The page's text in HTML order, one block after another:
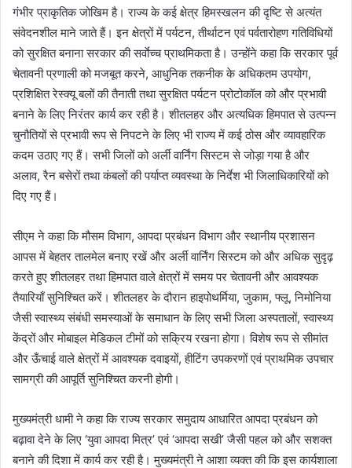
गंभीर प्राकृतिक जोखिम है। राज्य के कई क्षेत्र हिमस्खलन की दृष्टि से अत्यंत
संवेदनशील माने जाते हैं। इन क्षेत्रों में पर्यटन, तीर्थाटन एवं पर्वतारोहण गतिविधियों
को सुरक्षित बनाना सरकार की सर्वाेच्च प्राथमिकता है। उन्होंने कहा कि सरकार पूर्व
चेतावनी प्रणाली को मजबूत करने, आधुनिक तकनीक के अधिकतम उपयोग,
प्रशिक्षित रेस्क्यू बलों की तैनाती तथा सुरक्षित पर्यटन प्रोटोकॉल को और प्रभावी
बनाने के लिए निरंतर कार्य कर रही है। शीतलहर और अत्यधिक हिमपात से उत्पन्न
चुनौतियों से प्रभावी रूप से निपटने के लिए भी राज्य में कई ठोस और व्यावहारिक
कदम उठाए गए हैं। सभी जिलों को अर्ली वार्निंग सिस्टम से जोड़ा गया है और
अलाव, रैन बसेरों तथा कंबलों की पर्याप्त व्यवस्था के निर्देश भी जिलाधिकारियों को
दिए गए हैं।
सीएम ने कहा कि मौसम विभाग, आपदा प्रबंधन विभाग और स्थानीय प्रशासन
आपस में बेहतर तालमेल बनाए रखें और अर्ली वार्निंग सिस्टम को और अधिक सुदृढ़
करते हुए शीतलहर तथा हिमपात वाले क्षेत्रों में समय पर चेतावनी और आवश्यक
तैयारियाँ सुनिश्चित करें। शीतलहर के दौरान हाइपोथर्मिया, जुकाम, फ्लू, निमोनिया
जैसी स्वास्थ्य संबंधी समस्याओं के समाधान के लिए सभी जिला अस्पतालों, स्वास्थ्य
केंद्रों और मोबाइल मेडिकल टीमों को सक्रिय रखना होगा। विशेष रूप से सीमांत
और ऊँचाई वाले क्षेत्रों में आवश्यक दवाइयों, हीटिंग उपकरणों एवं प्राथमिक उपचार
सामग्री की आपूर्ति सुनिश्चित करनी होगी।
मुख्यमंत्री धामी ने कहा कि राज्य सरकार समुदाय आधारित आपदा प्रबंधन को
बढ़ावा देने के लिए ‘युवा आपदा मित्र’ एवं ‘आपदा सखी’ जैसी पहल को और सशक्त
बनाने की दिशा में कार्य कर रही है। मुख्यमंत्री ने आशा व्यक्त की कि इस कार्यशाला